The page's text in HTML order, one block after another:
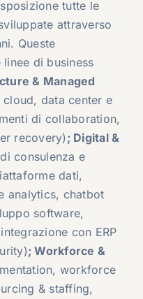
tutte le
attraverso
Queste
di business
& Managed
data center e
di collaboration,
recovery); Digital &
consulenza e
dati,
analytics, chatbot
software,
con ERP
; Workforce &
workforce
& staffing,